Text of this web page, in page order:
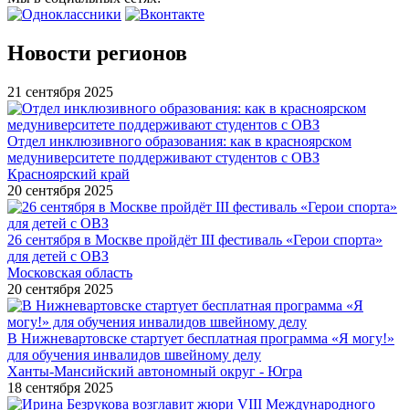
Новости регионов
21 сентября 2025
Отдел инклюзивного образования: как в красноярском
медуниверситете поддерживают студентов с ОВЗ
Красноярский край
20 сентября 2025
26 сентября в Москве пройдёт III фестиваль «Герои спорта»
для детей с ОВЗ
Московская область
20 сентября 2025
В Нижневартовске стартует бесплатная программа «Я могу!»
для обучения инвалидов швейному делу
Ханты-Мансийский автономный округ - Югра
18 сентября 2025